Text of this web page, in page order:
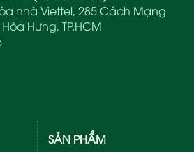
nhà Viettel, 285 Cách Mạng
Hưng, TP.HCM
SẢN PHẨM